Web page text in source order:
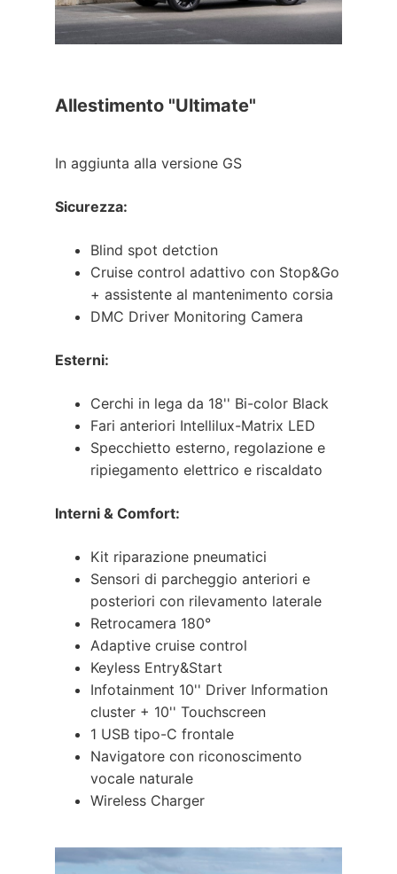
Allestimento "Ultimate"
In aggiunta alla versione GS
Sicurezza:
Blind spot detction
Cruise control adattivo con Stop&Go
+ assistente al mantenimento corsia
DMC Driver Monitoring Camera
Esterni:
Cerchi in lega da 18'' Bi-color Black
Fari anteriori Intellilux-Matrix LED
Specchietto esterno, regolazione e
ripiegamento elettrico e riscaldato
Interni & Comfort:
Kit riparazione pneumatici
Sensori di parcheggio anteriori e
posteriori con rilevamento laterale
Retrocamera 180°
Adaptive cruise control
Keyless Entry&Start
Infotainment 10'' Driver Information
cluster + 10'' Touchscreen
1 USB tipo-C frontale
Navigatore con riconoscimento
vocale naturale
Wireless Charger